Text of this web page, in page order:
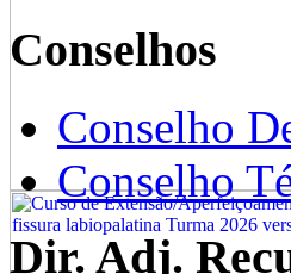
Conselhos
Conselho
Conselho
Dir. Adj.